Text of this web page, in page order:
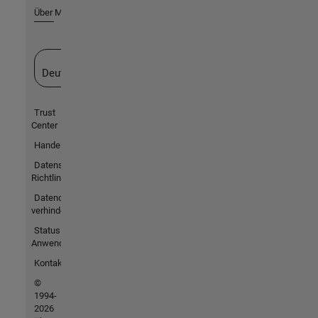
Über MathWorks
Deutschland
Trust
Center
Handelsmarken
Datenschutz-
Richtlinien
Datendiebstahl
verhindern
Status von
Anwendungen
Kontakt
©
1994-
2026